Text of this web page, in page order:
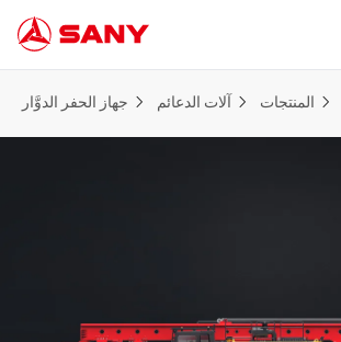
المنتجات آلات الدعائم جهاز الحفر الدوَّار